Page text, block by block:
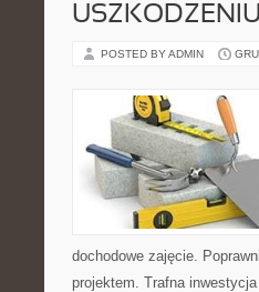
POSTED BY ADMIN
dochodowe zajęcie.
projektem. Trafna